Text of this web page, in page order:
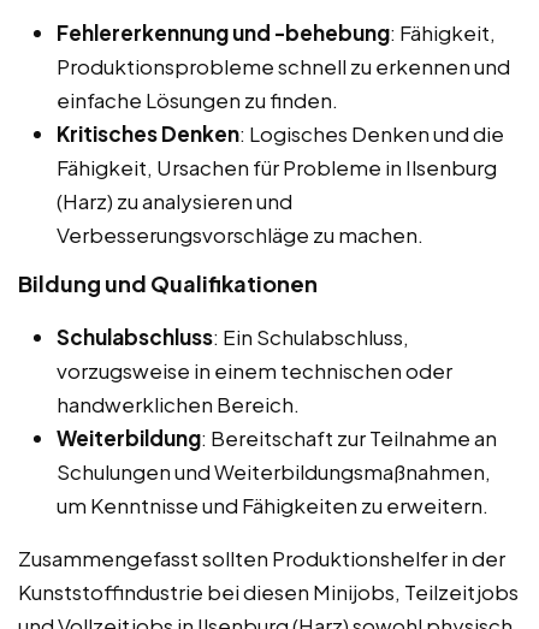
Fehlererkennung und -behebung: Fähigkeit,
Produktionsprobleme schnell zu erkennen und
einfache Lösungen zu finden.
Kritisches Denken: Logisches Denken und die
Fähigkeit, Ursachen für Probleme in Ilsenburg
(Harz) zu analysieren und
Verbesserungsvorschläge zu machen.
Bildung und Qualifikationen
Schulabschluss: Ein Schulabschluss,
vorzugsweise in einem technischen oder
handwerklichen Bereich.
Weiterbildung: Bereitschaft zur Teilnahme an
Schulungen und Weiterbildungsmaßnahmen,
um Kenntnisse und Fähigkeiten zu erweitern.
Zusammengefasst sollten Produktionshelfer in der
Kunststoffindustrie bei diesen Minijobs, Teilzeitjobs